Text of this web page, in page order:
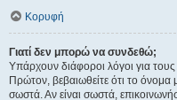
Κορυφή
Γιατί δεν μπορώ να συνδεθώ;
Υπάρχουν διάφοροι λόγοι για
Πρώτον, βεβαιωθείτε ότι το
σωστά. Αν είναι σωστά,